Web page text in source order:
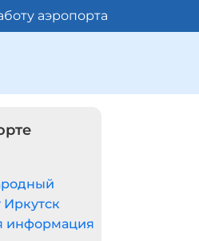
аэропорта
Иркутск
информация